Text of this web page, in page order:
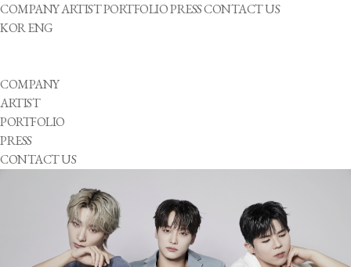
COMPANYARTISTPORTFOLIOPRESSCONTACT US
KORENG
COMPANY
ARTIST
PORTFOLIO
PRESS
CONTACT US